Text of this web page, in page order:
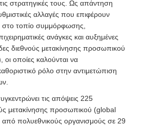
στρατηγικές τους. Ως απάντηση
αλλαγές που επιφέρουν
στο τοπίο συμμόρφωσης,
ανάγκες και αυξημένες
διεθνούς μετακίνησης προσωπικού
οποίες καλούνται να
ρόλο στην αντιμετώπιση
τις απόψεις 225
μετακίνησης προσωπικού (global
πολυεθνικούς οργανισμούς σε 29